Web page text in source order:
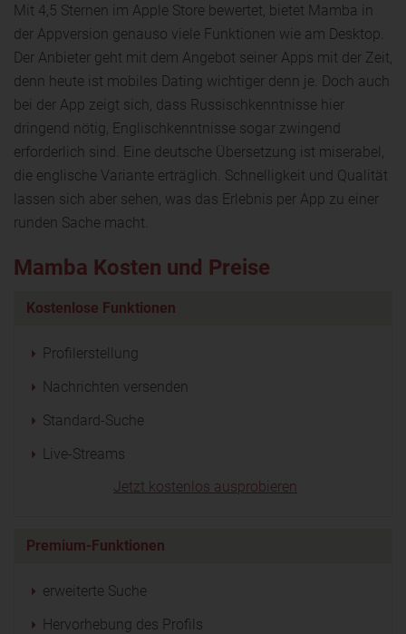
Mit 4,5 Sternen im Apple Store bewertet, bietet Mamba in
der Appversion genauso viele Funktionen wie am Desktop.
Der Anbieter geht mit dem Angebot seiner Apps mit der Zeit,
denn heute ist mobiles Dating wichtiger denn je. Doch auch
bei der App zeigt sich, dass Russischkenntnisse hier
dringend nötig, Englischkenntnisse sogar zwingend
erforderlich sind. Eine deutsche Übersetzung ist miserabel,
die englische Variante erträglich. Schnelligkeit und Qualität
lassen sich aber sehen, was das Erlebnis per App zu einer
runden Sache macht.
Mamba Kosten und Preise
Kostenlose Funktionen
Profilerstellung
Nachrichten versenden
Standard-Suche
Live-Streams
Jetzt kostenlos ausprobieren
Premium-Funktionen
erweiterte Suche
Hervorhebung des Profils